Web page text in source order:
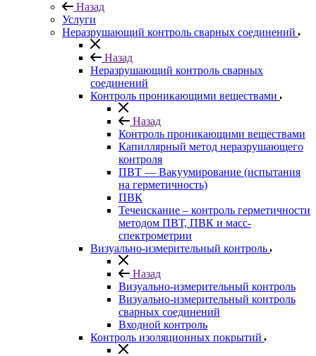
Назад
Услуги
Неразрушающий контроль сварных соединений
Назад
Неразрушающий контроль сварных
соединений
Контроль проникающими веществами
Назад
Контроль проникающими веществами
Капиллярный метод неразрушающего
контроля
ПВТ — Вакуумирование (испытания
на герметичность)
ПВК
Течеискание – контроль герметичности
методом ПВТ, ПВК и масс-
спектрометрии
Визуально-измерительный контроль
Назад
Визуально-измерительный контроль
Визуально-измерительный контроль
сварных соединений
Входной контроль
Контроль изоляционных покрытий